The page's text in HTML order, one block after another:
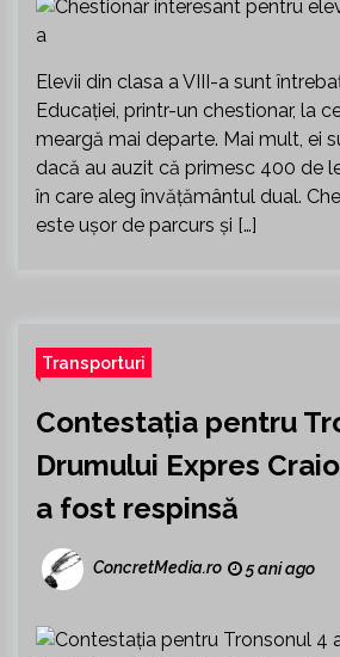
Elevii din clasa a VIII-a sunt
Educației, printr-un chestionar, la
meargă mai departe. Mai mult, ei
dacă au auzit că primesc 400 de
în care aleg învățământul dual.
este ușor de parcurs și […]
Transporturi
Contestația pentru
Drumului Expres
a fost respinsă
ConcretMedia.ro 5 ani ago